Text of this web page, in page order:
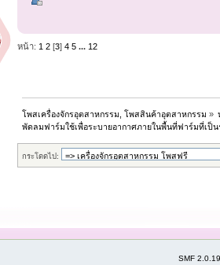
หน้า: 1 2[3] 4 5 ... 12
โพสเครื่องจักรอุตสาหกรรม, โพสสินค้าอุตสาหกรรม »
พัดลมฟาร์มใช้เพื่อระบายอากาศภายในพื้นที่ฟาร์มที่เป็
กระโดดไป:
SMF 2.0.19